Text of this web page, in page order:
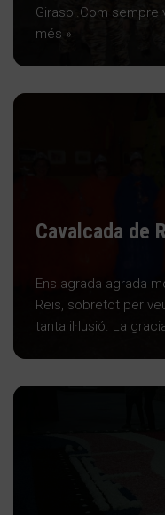
Girasol.Com sempre
més »
Cavalcada de
Ens agrada agrada
Reis, sobretot per
tanta il·lusió. La